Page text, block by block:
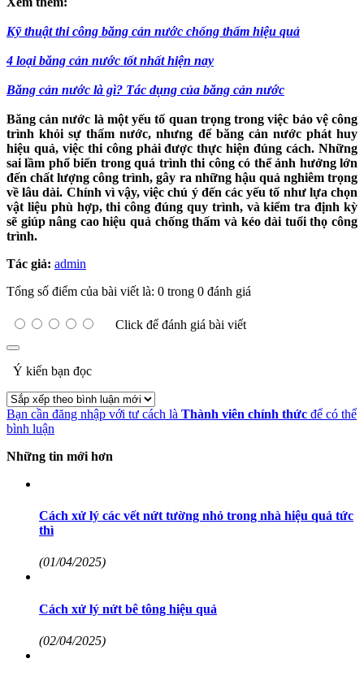
Kỹ thuật thi công băng cản nước chống thấm hiệu quả
4 loại băng cản nước tốt nhất hiện nay
Băng cản nước là gì? Tác dụng của băng cản nước
Băng cản nước là một yếu tố quan trọng trong việc bảo vệ công
trình khỏi sự thấm nước, nhưng để băng cản nước phát huy
hiệu quả, việc thi công phải được thực hiện đúng cách. Những
sai lầm phổ biến trong quá trình thi công có thể ảnh hưởng lớn
đến chất lượng công trình, gây ra những hậu quả nghiêm trọng
về lâu dài. Chính vì vậy, việc chú ý đến các yếu tố như lựa chọn
vật liệu phù hợp, thi công đúng quy trình, và kiểm tra định kỳ
sẽ giúp nâng cao hiệu quả chống thấm và kéo dài tuổi thọ công
trình.
Tác giả: admin
Tổng số điểm của bài viết là: 0 trong 0 đánh giá
Click để đánh giá bài viết
Ý kiến bạn đọc
Bạn cần đăng nhập với tư cách là Thành viên chính thức để có thể
bình luận
Những tin mới hơn
Cách xử lý các vết nứt tường nhỏ trong nhà hiệu quả tức
thì
(01/04/2025)
Cách xử lý nứt bê tông hiệu quả
(02/04/2025)